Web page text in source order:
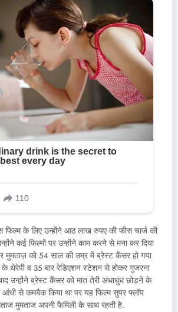
के लिए उन्होंने आठ लाख रुपए की फीस चार्ज की
कई फिल्मों पर उन्होंने काम करने से मना कर दिया
मुमताज़ को 54 साल की उम्र में ब्रेस्ट कैंसर हो गया
के थेरेपी व 35 बार रेडिएशन स्टेशन से होकर गुजरना
उन्होंने ब्रेस्ट कैंसर को मात तेरी अंधाधुंध छोड़ने के
आंधी से कमबैक किया था पर यह फिल्म सुपर फ्लॉप
मुमताज अपनी फैमिली के साथ रहती है.